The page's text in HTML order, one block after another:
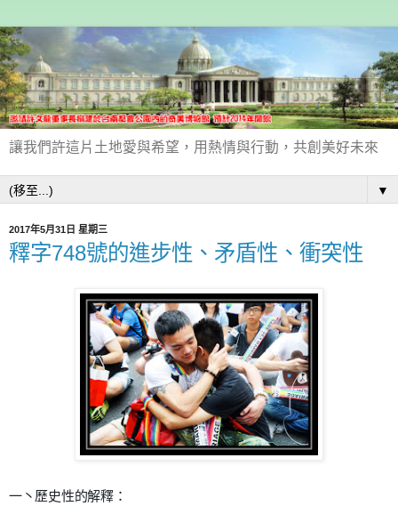
讓我們許這片土地愛與希望，用熱情與行動，共創美好未來
▼
2017年5月31日 星期三
釋字748號的進步性、矛盾性、衝突性
一丶歷史性的解釋：